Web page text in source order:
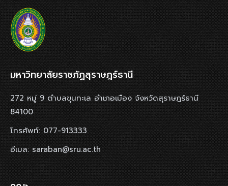
มหาวิทยาลัยราชภัฏสุราษฎร์ธานี
272 หมู่ 9 ตำบลขุนทะเล อำเภอเมือง จังหวัดสุราษฎร์ธานี
84100
โทรศัพท์: 077-913333
อีเมล: saraban@sru.ac.th